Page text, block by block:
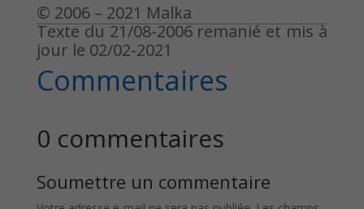
© 2006 – 2021 Malka
Texte du 21/08-2006 remanié et mis à
jour le 02/02-2021
Commentaires
0 commentaires
Soumettre un commentaire